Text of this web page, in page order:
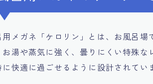
用メガネ「ケロリン」とは、お風呂
お湯や蒸気に強く、曇りにくい特殊
に快適に過ごせるように設計されてい